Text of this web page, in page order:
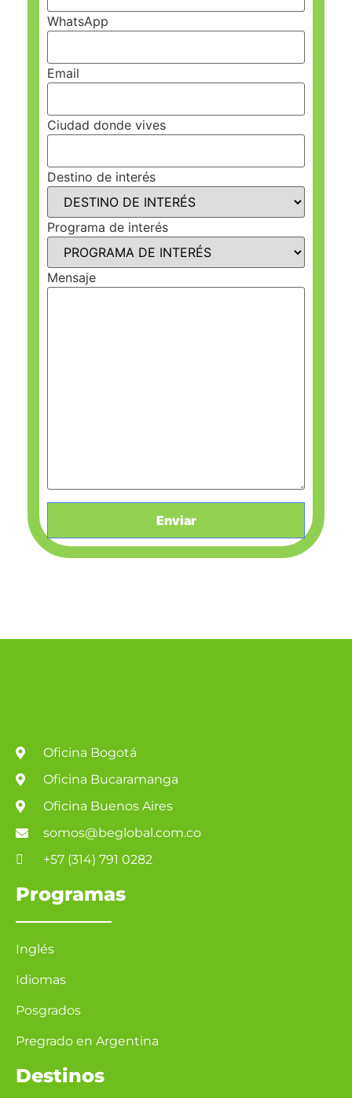
WhatsApp
Email
Ciudad donde vives
Destino de interés
Programa de interés
Mensaje
Oficina Bogotá
Oficina Bucaramanga
Oficina Buenos Aires
somos@beglobal.com.co
+57 (314) 791 0282
Programas
Inglés
Idiomas
Posgrados
Pregrado en Argentina
Destinos